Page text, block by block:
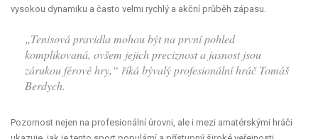
vysokou dynamiku a často velmi rychlý a akční průběh zápasu.
„Tenisová pravidla mohou být na první pohled
komplikovaná, ovšem jejich preciznost a jasnost jsou
zárukou férové hry,“ říká bývalý profesionální hráč Tomáš
Berdych.
Pozornost nejen na profesionální úrovni, ale i mezi amatérskými hráči